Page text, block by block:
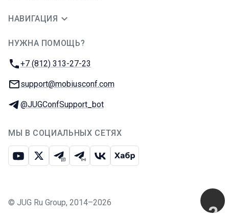
НАВИГАЦИЯ
НУЖНА ПОМОЩЬ?
Телефон:
+7 (812) 313-27-23
E-mail:
support@mobiusconf.com
Телеграм:
@JUGConfSupport_bot
МЫ В СОЦИАЛЬНЫХ СЕТЯХ
ЮтубИкс Телеграм-чат
Телеграм-канал
ВКонтакте
Хабр
© JUG Ru Group, 2014–2026